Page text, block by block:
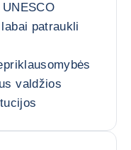
patraukli
valdžios